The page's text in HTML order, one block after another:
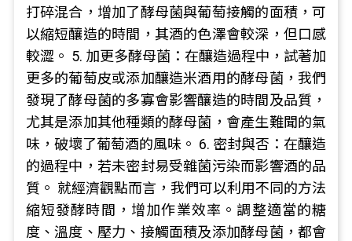
打碎混合，增加了酵母菌與葡萄接觸的面積，可
以縮短釀造的時間，其酒的色澤會較深，但口感
較澀。 5. 加更多酵母菌：在釀造過程中，試著加
更多的葡萄皮或添加釀造米酒用的酵母菌，我們
發現了酵母菌的多寡會影響釀造的時間及品質，
尤其是添加其他種類的酵母菌，會產生難聞的氣
味，破壞了葡萄酒的風味。 6. 密封與否：在釀造
的過程中，若未密封易受雜菌污染而影響酒的品
質。 就經濟觀點而言，我們可以利用不同的方法
縮短發酵時間，增加作業效率。調整適當的糖
度、溫度、壓力、接觸面積及添加酵母菌，都會